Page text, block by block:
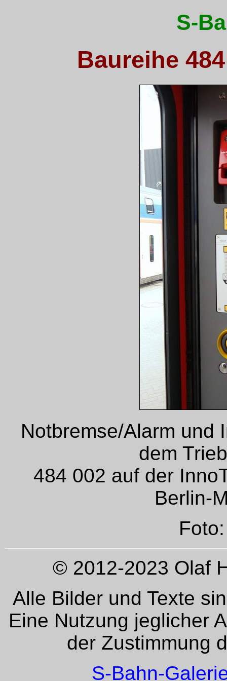
S-
Baureihe
Notbremse/Alarm und
dem
484 002 auf der
Berlin-
© 2012-2023 Olaf
Alle Bilder und Texte
Eine Nutzung jeglicher
der Zustimmung
S-Bahn-